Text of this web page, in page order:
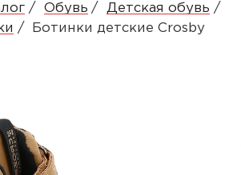
Обувь
Детская обувь
Ботинки детские Crosby